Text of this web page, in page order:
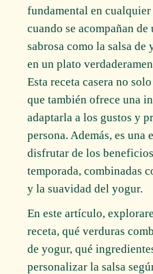
fundamental en
cuando se acompañan de
sabrosa como la salsa
en un plato
Esta receta casera no
que también ofrece una
adaptarla a los gustos y
persona. Además, es una
disfrutar de los
temporada, combinadas
y la suavidad del yogur.
En este artículo,
receta, qué verduras
de yogur, qué
personalizar la salsa